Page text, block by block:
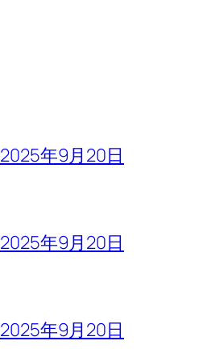
2025年9月20日
2025年9月20日
2025年9月20日